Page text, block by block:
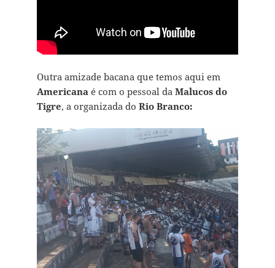
Outra amizade bacana que temos aqui em
Americanaé com o pessoal da Malucos do
Tigre, a organizada do Rio Branco: